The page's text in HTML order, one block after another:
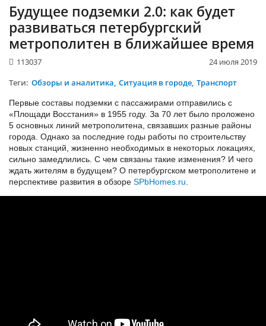
Будущее подземки 2.0: как будет
развиваться петербургский
метрополитен в ближайшее время
24 июля 2019
113037
Теги: Обзоры и аналитика Ситуация в городе Транспорт
Первые составы подземки с пассажирами отправились с
«Площади Восстания» в 1955 году. За 70 лет было проложено
5 основных линий метрополитена, связавших разные районы
города. Однако за последние годы работы по строительству
новых станций, жизненно необходимых в некоторых локациях,
сильно замедлились. С чем связаны такие изменения? И чего
ждать жителям в будущем? О петербургском метрополитене и
перспективе развития в обзоре SPbHomes.ru